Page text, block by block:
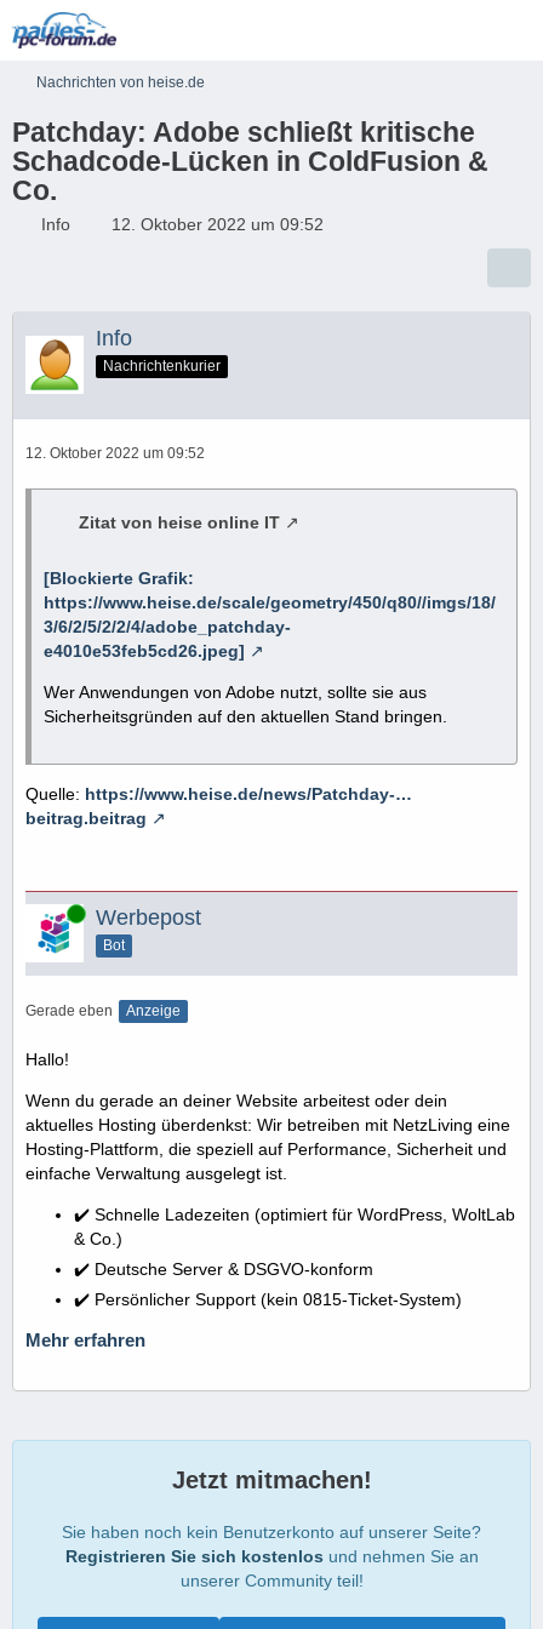
Nachrichten von heise.de
Patchday: Adobe schließt kritische
Schadcode-Lücken in ColdFusion &
Co.
Info 12. Oktober 2022 um 09:52
Info
Nachrichtenkurier
12. Oktober 2022 um 09:52
Zitat von heise online IT
[Blockierte Grafik:
https://www.heise.de/scale/geometry/450/q80//imgs/18/
3/6/2/5/2/2/4/adobe_patchday-
e4010e53feb5cd26.jpeg]
Wer Anwendungen von Adobe nutzt, sollte sie aus
Sicherheitsgründen auf den aktuellen Stand bringen.
Quelle: https://www.heise.de/news/Patchday-…
beitrag.beitrag
Online Werbepost
Bot
Gerade eben Anzeige
Hallo!
Wenn du gerade an deiner Website arbeitest oder dein
aktuelles Hosting überdenkst: Wir betreiben mit NetzLiving eine
Hosting-Plattform, die speziell auf Performance, Sicherheit und
einfache Verwaltung ausgelegt ist.
✔️ Schnelle Ladezeiten (optimiert für WordPress, WoltLab
& Co.)
✔️ Deutsche Server & DSGVO-konform
✔️ Persönlicher Support (kein 0815-Ticket-System)
Mehr erfahren
Jetzt mitmachen!
Sie haben noch kein Benutzerkonto auf unserer Seite?
Registrieren Sie sich kostenlos und nehmen Sie an
unserer Community teil!